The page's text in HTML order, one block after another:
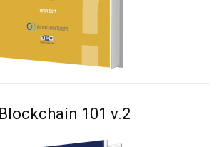
Blockchain 101 v.2